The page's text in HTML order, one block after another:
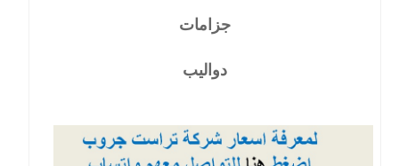
جزامات
دواليب